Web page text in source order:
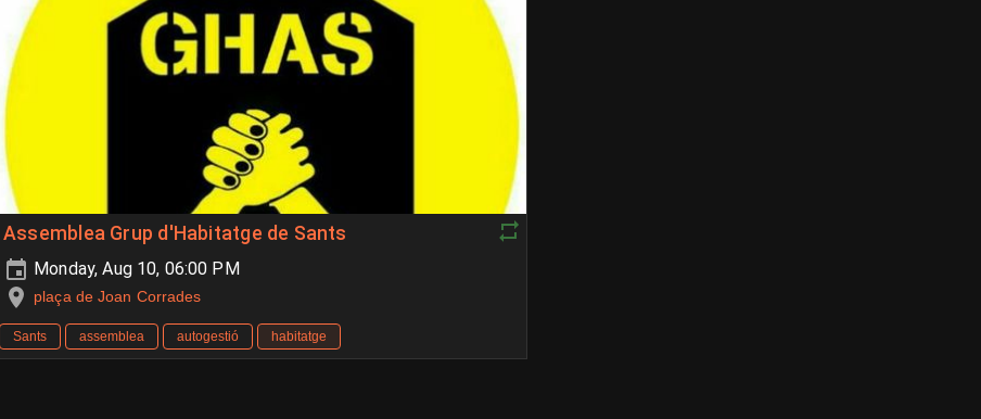
Assemblea Grup d'Habitatge de Sants
Monday, Aug 10, 06:00 PM
plaça de Joan Corrades
Sants assemblea autogestió habitatge